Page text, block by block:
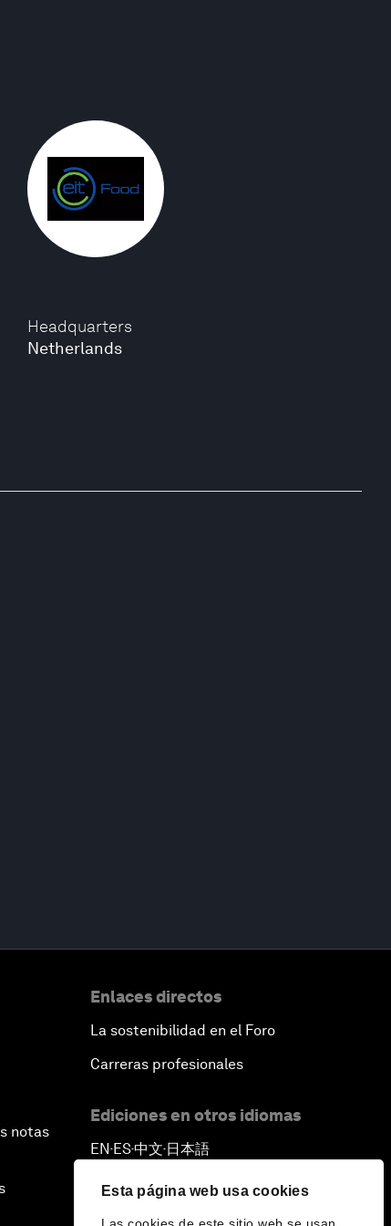
Esta página web usa cookies
Headquarters
Netherlands
notas
Enlaces directos
La sostenibilidad en el Foro
Carreras profesionales
Ediciones en otros idiomas
EN ▪ES▪中文▪ 日本語